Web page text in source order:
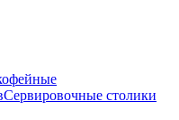
Сервировочные столики